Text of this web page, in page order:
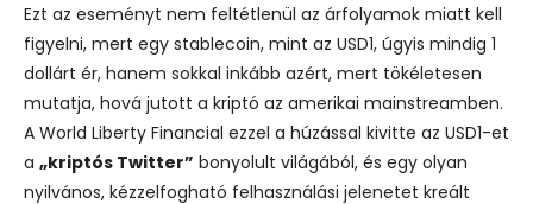
Ezt az eseményt nem feltétlenül az árfolyamok miatt kell
figyelni, mert egy stablecoin, mint az USD1, úgyis mindig 1
dollárt ér, hanem sokkal inkább azért, mert tökéletesen
mutatja, hová jutott a kriptó az amerikai mainstreamben.
A World Liberty Financial ezzel a húzással kivitte az USD1-et
a „kriptós Twitter” bonyolult világából, és egy olyan
nyilvános, kézzelfogható felhasználási jelenetet kreált